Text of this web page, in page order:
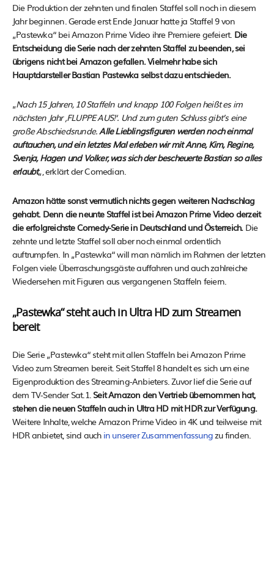
Die Produktion der zehnten und finalen Staffel soll noch in diesem
Jahr beginnen. Gerade erst Ende Januar hatte ja Staffel 9 von
„Pastewka“ bei Amazon Prime Video ihre Premiere gefeiert. Die
Entscheidung die Serie nach der zehnten Staffel zu beenden, sei
übrigens nicht bei Amazon gefallen. Vielmehr habe sich
Hauptdarsteller Bastian Pastewka selbst dazu entschieden.
„Nach 15 Jahren, 10 Staffeln und knapp 100 Folgen heißt es im
nächsten Jahr ‚FLUPPE AUS!‘. Und zum guten Schluss gibt’s eine
große Abschiedsrunde.Alle Lieblingsfiguren werden noch einmal
auftauchen, und ein letztes Mal erleben wir mit Anne, Kim, Regine,
Svenja, Hagen und Volker, was sich der bescheuerte Bastian so alles
erlaubt„, erklärt der Comedian.
Amazon hätte sonst vermutlich nichts gegen weiteren Nachschlag
gehabt. Denn die neunte Staffel ist bei Amazon Prime Video derzeit
die erfolgreichste Comedy-Serie in Deutschland und Österreich.Die
zehnte und letzte Staffel soll aber noch einmal ordentlich
auftrumpfen. In „Pastewka“ will man nämlich im Rahmen der letzten
Folgen viele Überraschungsgäste auffahren und auch zahlreiche
Wiedersehen mit Figuren aus vergangenen Staffeln feiern.
„Pastewka“ steht auch in Ultra HD zum Streamen
bereit
Die Serie „Pastewka“ steht mit allen Staffeln bei Amazon Prime
Video zum Streamen bereit. Seit Staffel 8 handelt es sich um eine
Eigenproduktion des Streaming-Anbieters. Zuvor lief die Serie auf
dem TV-Sender Sat.1. Seit Amazon den Vertrieb übernommen hat,
stehen die neuen Staffeln auch in Ultra HD mit HDR zur Verfügung.
Weitere Inhalte, welche Amazon Prime Video in 4K und teilweise mit
HDR anbietet, sind auch in unserer Zusammenfassungzu finden.